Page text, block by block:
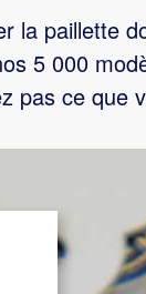
la paillette
5 000
pas ce que